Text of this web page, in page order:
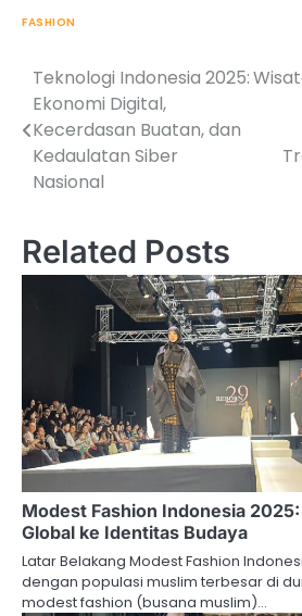
FASHION
Post
navigation
Teknologi Indonesia 2025:
Ekonomi Digital,
Kecerdasan Buatan, dan
Kedaulatan Siber
Nasional
Related Posts
Modest Fashion Indonesia
Global ke Identitas Budaya
Latar Belakang Modest Fashion
dengan populasi muslim terbesar di
modest fashion (busana muslim)…